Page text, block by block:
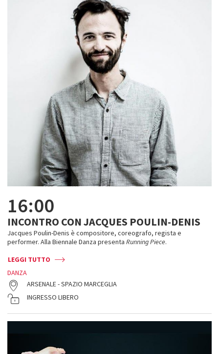
16:00
INCONTRO CON JACQUES POULIN-DENIS
Jacques Poulin-Denis è compositore, coreografo, regista e
performer. Alla Biennale Danza presenta Running Piece.
LEGGI TUTTO
DANZA
ARSENALE - SPAZIO MARCEGLIA
INGRESSO LIBERO